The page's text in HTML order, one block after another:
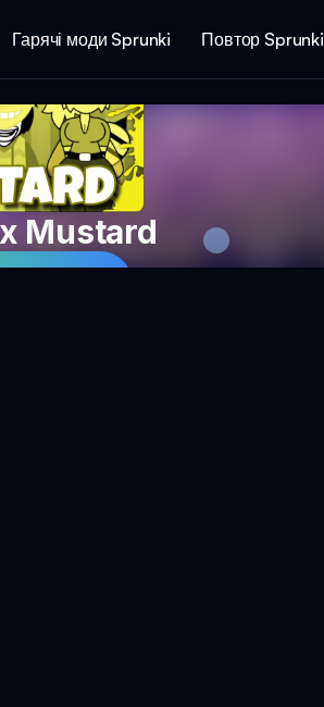
Гарячі моди Sprunki Повтор Sprunki
Mustard